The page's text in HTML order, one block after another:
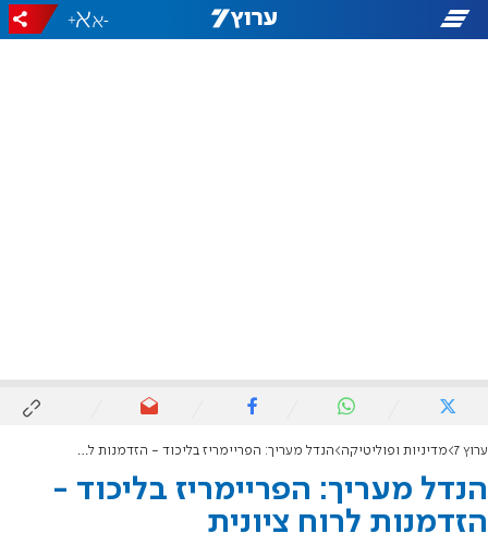
-
+
ערוץ 7 מדיניות ופוליטיקה הנדל מעריך: הפריימריז בליכוד - הזדמנות לרוח ציונית
הנדל מעריך: הפריימריז בליכוד -
הזדמנות לרוח ציונית